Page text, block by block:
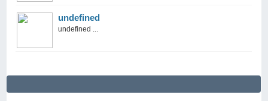
undefined
undefined ...